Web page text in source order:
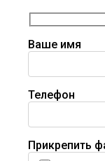
Ваше имя
Телефон
Прикрепить